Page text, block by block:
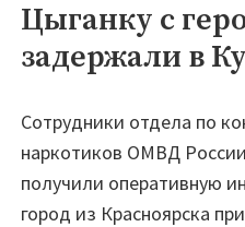
Цыганку с
задержали в
Сотрудники отдела по
наркотиков ОМВД
получили оперативную
город из Красноярска